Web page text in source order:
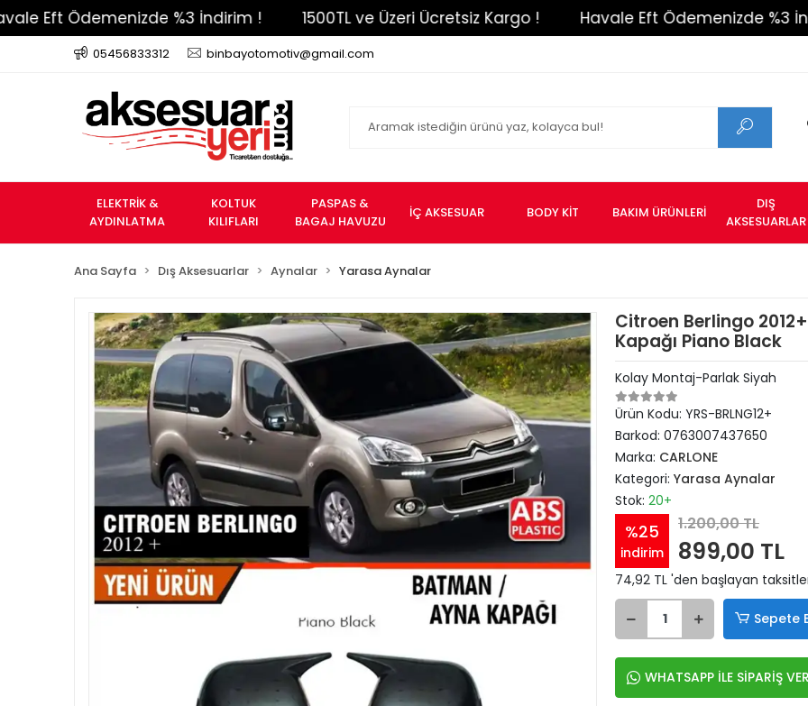
Ödemenizde %3 İndirim ! 1500TL ve Üzeri Ücretsiz Kargo ! Havale Eft Ödemenizde %3 İndirim
05456833312 binbayotomotiv@gmail.com
ELEKTRİK &
AYDINLATMA
KOLTUK
KILIFLARI
PASPAS &
BAGAJ HAVUZU
İÇ AKSESUAR BODY KİT BAKIM ÜRÜNLERİ
DIŞ
AKSESUARLAR
Ana Sayfa Dış Aksesuarlar Aynalar Yarasa Aynalar
Citroen Berlingo
Kapağı Piano Black
Kolay Montaj-Parlak Siyah
Ürün Kodu: YRS-BRLNG12+
Barkod: 0763007437650
Marka: CARLONE
Kategori: Yarasa Aynalar
Stok: 20+
%25
indirim
1.200,00 TL
899,00 TL
74,92 TL 'den başlayan
Sepete
WHATSAPP İLE SİPARİŞ VER